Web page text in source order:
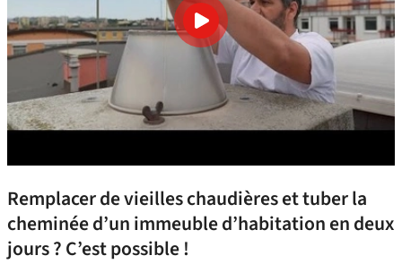
Remplacer de vieilles chaudières et tuber la
cheminée d’un immeuble d’habitation en deux
jours ? C’est possible !